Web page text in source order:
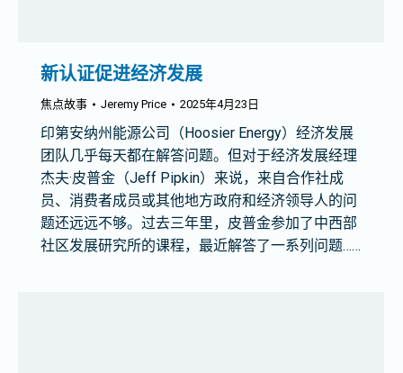
新认证促进经济发展
焦点故事 Jeremy Price 2025年4月23日
印第安纳州能源公司（Hoosier Energy）经济发展
团队几乎每天都在解答问题。但对于经济发展经理
杰夫·皮普金（Jeff Pipkin）来说，来自合作社成
员、消费者成员或其他地方政府和经济领导人的问
题还远远不够。过去三年里，皮普金参加了中西部
社区发展研究所的课程，最近解答了一系列问题……